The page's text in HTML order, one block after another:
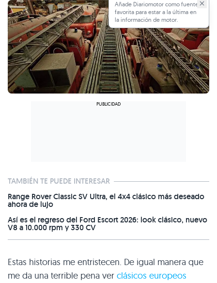
Añade Diariomotor como fuente
favorita para estar a la última en
la información de motor.
TAMBIÉN TE PUEDE INTERESAR
Range Rover Classic SV Ultra, el 4x4 clásico más deseado
ahora de lujo
Así es el regreso del Ford Escort 2026: look clásico, nuevo
V8 a 10.000 rpm y 330 CV
Estas historias me entristecen. De igual manera que
me da una terrible pena ver clásicos europeos